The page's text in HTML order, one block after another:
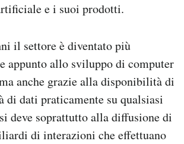
e i suoi prodotti.
il settore è diventato più
appunto allo sviluppo di computer
anche grazie alla disponibilità di
di dati praticamente su qualsiasi
deve soprattutto alla diffusione di
di interazioni che effettuano